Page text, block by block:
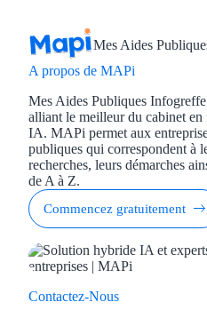
Mes Aides
A propos de MAPi
Mes Aides Publiques
alliant le meilleur du cabinet
IA. MAPi permet aux
publiques qui correspondent à
recherches, leurs démarches
de A à Z.
Commencez gratuitement
Contactez-Nous